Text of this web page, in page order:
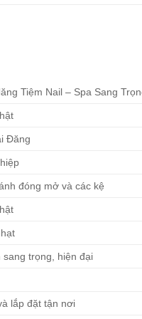
Tiệm Nail – Spa Sang
Đăng
đóng mở và các kệ
sang trọng, hiện đại
lắp đặt tận nơi